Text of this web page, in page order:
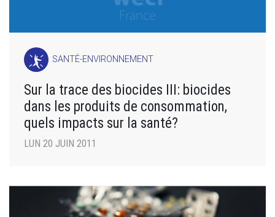
SANTÉ-ENVIRONNEMENT
Sur la trace des biocides III: biocides
dans les produits de consommation,
quels impacts sur la santé?
LUN 20 JUIN 2011